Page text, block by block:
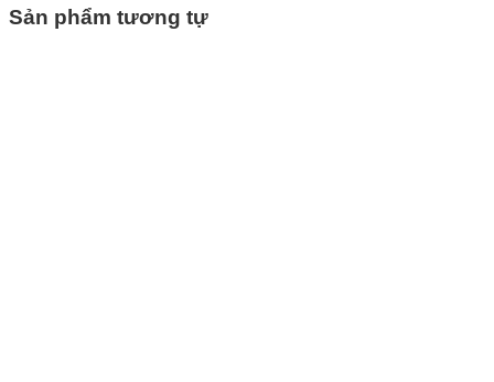
Sản phẩm tương tự